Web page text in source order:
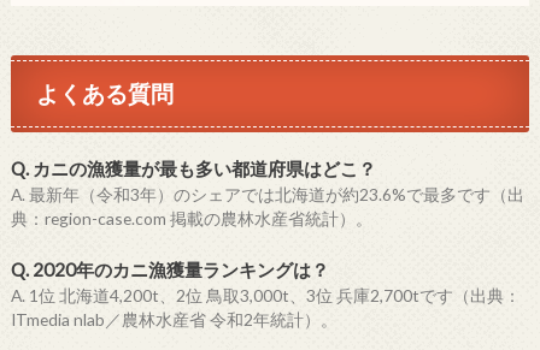
よくある質問
Q. カニの漁獲量が最も多い都道府県はどこ？
A. 最新年（令和3年）のシェアでは北海道が約23.6%で最多です（出
典：region-case.com 掲載の農林水産省統計）。
Q. 2020年のカニ漁獲量ランキングは？
A. 1位 北海道4,200t、2位 鳥取3,000t、3位 兵庫2,700tです（出典：
ITmedia nlab／農林水産省 令和2年統計）。